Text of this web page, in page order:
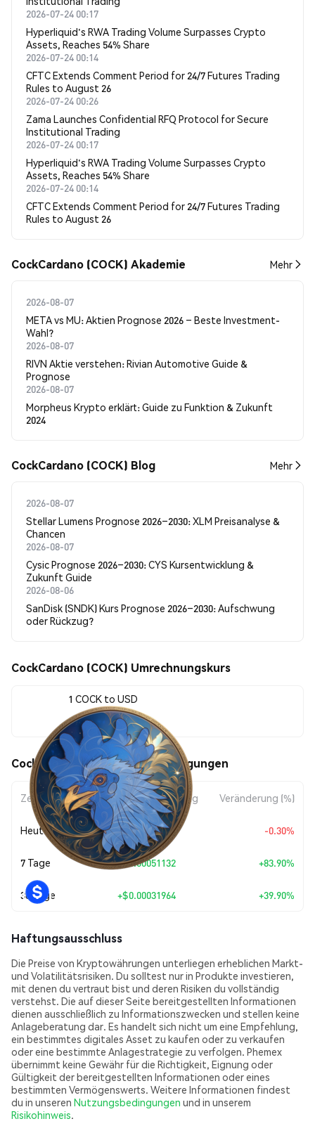
2026-07-24 00:17
Hyperliquid's RWA Trading Volume Surpasses Crypto
Assets, Reaches 54% Share
2026-07-24 00:14
CFTC Extends Comment Period for 24/7 Futures Trading
Rules to August 26
2026-07-24 00:26
Zama Launches Confidential RFQ Protocol for Secure
Institutional Trading
2026-07-24 00:17
Hyperliquid's RWA Trading Volume Surpasses Crypto
Assets, Reaches 54% Share
2026-07-24 00:14
CFTC Extends Comment Period for 24/7 Futures Trading
Rules to August 26
CockCardano (COCK) Akademie Mehr
2026-08-07
META vs MU: Aktien Prognose 2026 – Beste Investment-
Wahl?
2026-08-07
RIVN Aktie verstehen: Rivian Automotive Guide &
Prognose
2026-08-07
Morpheus Krypto erklärt: Guide zu Funktion & Zukunft
2024
CockCardano (COCK) Blog Mehr
2026-08-07
Stellar Lumens Prognose 2026–2030: XLM Preisanalyse &
Chancen
2026-08-07
Cysic Prognose 2026–2030: CYS Kursentwicklung &
Zukunft Guide
2026-08-06
SanDisk (SNDK) Kurs Prognose 2026–2030: Aufschwung
oder Rückzug?
CockCardano (COCK) Umrechnungskurs
1 COCK to USD
$0.00112076
CockCardano (COCK) Kursbewegungen
Zeitraum Betragsänderung Veränderung (%)
Heute $-0.00000337 -0.30%
7 Tage +$0.00051132 +83.90%
30 Tage +$0.00031964 +39.90%
Haftungsausschluss
Die Preise von Kryptowährungen unterliegen erheblichen Markt-
und Volatilitätsrisiken. Du solltest nur in Produkte investieren,
mit denen du vertraut bist und deren Risiken du vollständig
verstehst. Die auf dieser Seite bereitgestellten Informationen
dienen ausschließlich zu Informationszwecken und stellen keine
Anlageberatung dar. Es handelt sich nicht um eine Empfehlung,
ein bestimmtes digitales Asset zu kaufen oder zu verkaufen
oder eine bestimmte Anlagestrategie zu verfolgen. Phemex
übernimmt keine Gewähr für die Richtigkeit, Eignung oder
Gültigkeit der bereitgestellten Informationen oder eines
bestimmten Vermögenswerts. Weitere Informationen findest
du in unseren Nutzungsbedingungen und in unserem
Risikohinweis.